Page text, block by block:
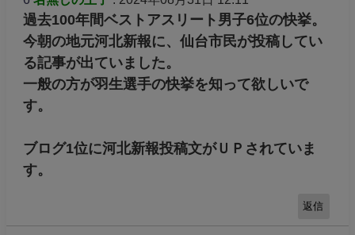
過去100年間ベストアスリート男子6位の快挙。
今朝の地元河北新報に、仙台市民が投稿してい
る記事が出ていました。
一般の方が羽生選手の快挙を知って欲しいで
す。
ブログ1位に河北新報投稿文がＵＰされていま
す。
返信